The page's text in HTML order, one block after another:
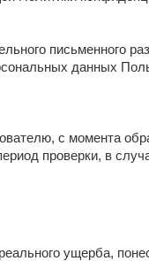
письменного
данных
с момента
проверки, в
ущерба,